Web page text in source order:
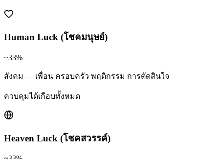
Human Luck (โชคมนุษย์)
~33%
สังคม — เพื่อน ครอบครัว พฤติกรรม การตัดสินใจ
ควบคุมได้เกือบทั้งหมด
Heaven Luck (โชคสวรรค์)